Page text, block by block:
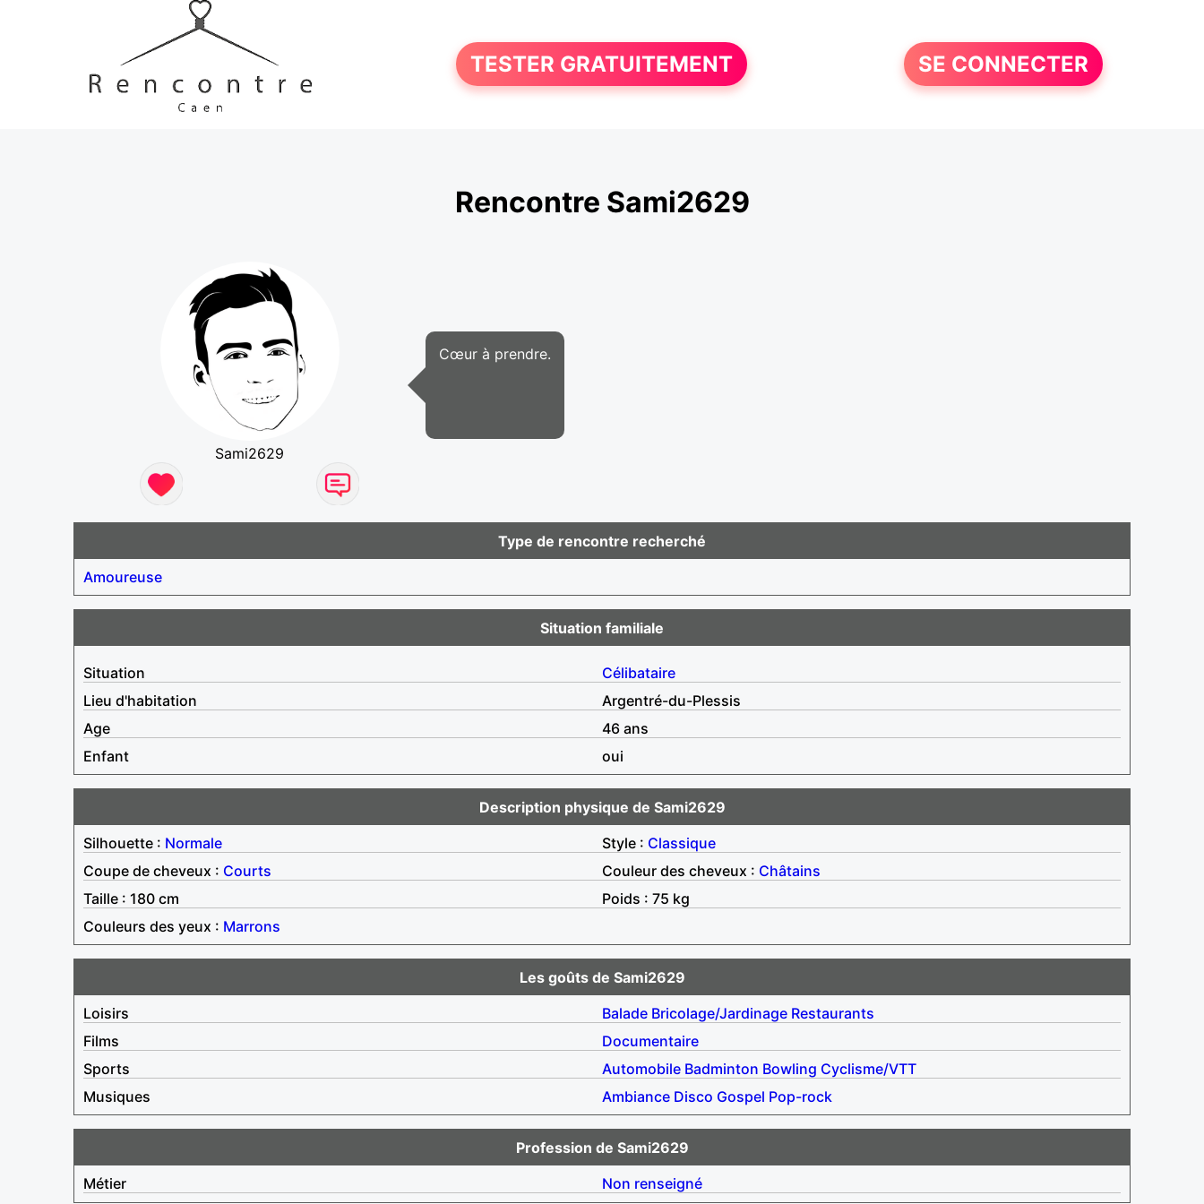
TESTER GRATUITEMENT SE CONNECTER
Rencontre Sami2629
Sami2629
Cœur à prendre.
Type de rencontre recherché
Amoureuse
Situation familiale
Situation
Célibataire
Lieu d'habitation
Argentré-du-Plessis
Age
46 ans
Enfant
oui
Description physique de Sami2629
Silhouette : Normale Style : Classique
Coupe de cheveux : Courts Couleur des cheveux : Châtains
Taille : 180 cm
Poids : 75 kg
Couleurs des yeux : Marrons
Les goûts de Sami2629
Loisirs
Balade Bricolage/Jardinage Restaurants
Films
Documentaire
Sports
Automobile Badminton Bowling Cyclisme/VTT
Musiques
Ambiance Disco Gospel Pop-rock
Profession de Sami2629
Métier
Non renseigné